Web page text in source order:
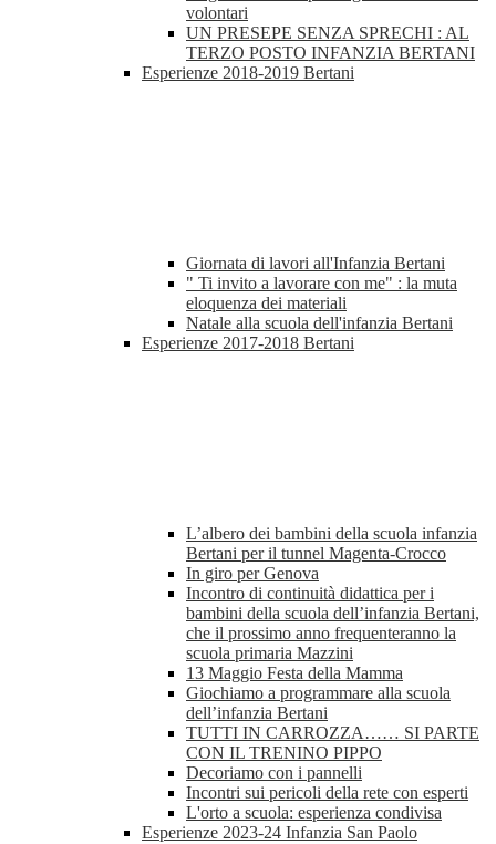
volontari
UN PRESEPE SENZA SPRECHI : AL
TERZO POSTO INFANZIA BERTANI
Esperienze 2018-2019 Bertani
Giornata di lavori all'Infanzia Bertani
" Ti invito a lavorare con me" : la muta
eloquenza dei materiali
Natale alla scuola dell'infanzia Bertani
Esperienze 2017-2018 Bertani
L’albero dei bambini della scuola infanzia
Bertani per il tunnel Magenta-Crocco
In giro per Genova
Incontro di continuità didattica per i
bambini della scuola dell’infanzia Bertani,
che il prossimo anno frequenteranno la
scuola primaria Mazzini
13 Maggio Festa della Mamma
Giochiamo a programmare alla scuola
dell’infanzia Bertani
TUTTI IN CARROZZA…… SI PARTE
CON IL TRENINO PIPPO
Decoriamo con i pannelli
Incontri sui pericoli della rete con esperti
L'orto a scuola: esperienza condivisa
Esperienze 2023-24 Infanzia San Paolo